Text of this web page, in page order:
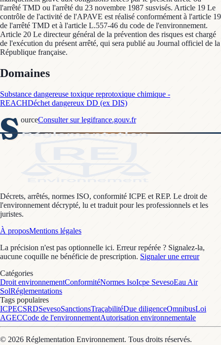
l'arrêté TMD ou l'arrêté du 23 novembre 1987 susvisés. Article 19 Le
contrôle de l'activité de l'APAVE est réalisé conformément à l'article 19
de l'arrêté TMD et à l'article L.557-46 du code de l'environnement.
Article 20 Le directeur général de la prévention des risques est chargé
de l'exécution du présent arrêté, qui sera publié au Journal officiel de la
République française.
Domaines
Substance dangereuse toxique reprotoxique chimique -
REACHDéchet dangereux DD (ex DIS)
S ourceConsulter sur legifrance.gouv.fr
Décrets, arrêtés, normes ISO, conformité ICPE et REP. Le droit de
l'environnement décrypté, lu et traduit pour les professionnels et les
juristes.
À proposMentions légales
La précision n'est pas optionnelle ici. Erreur repérée ? Signalez-la,
aucune coquille ne bénéficie de prescription. Signaler une erreur
Catégories
Droit environnementConformitéNormes IsoIcpe SevesoEau Air
SolRéglementations
Tags populaires
ICPECSRDSevesoSanctionsTraçabilitéDue diligenceOmnibusLoi
AGECCode de l'environnementAutorisation environnementale
© 2026 Réglementation Environnement. Tous droits réservés.